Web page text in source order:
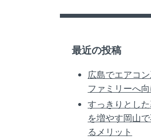
最近の投稿
広島でエアコ
ファミリーへ
すっきりとし
を増やす岡山
るメリット